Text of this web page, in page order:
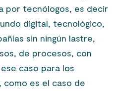
por tecnólogos, es decir
digital, tecnológico,
sin ningún lastre,
de procesos, con
caso para los
es el caso de